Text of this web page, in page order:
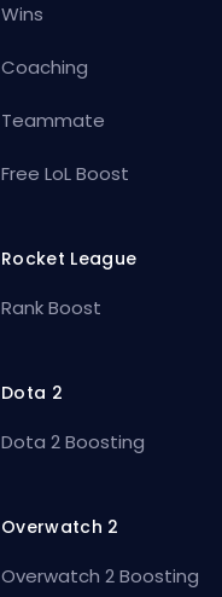
Wins
Coaching
Teammate
Free LoL Boost
Rocket League
Rank Boost
Dota 2
Dota 2 Boosting
Overwatch 2
Overwatch 2 Boosting